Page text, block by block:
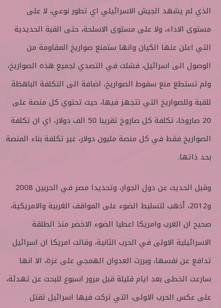
الذي لم يشهد الجيش الاسرائيلي اي تطور نوعي، لا على
مستوى الاداء، ولا على مستوى الاسلحة، حتى القبة الحديدية
التي اعلن عنها الكيان وانها ستمنع صواريخ المقاومة من
الوصول الى اسرائيل، فشلت في التصدي لجميع هذه الصواريخ،
ولم تستطع منع سقوط الصواريخ، اضافة الى التكلفة الباهظة
للقبة وللصواريخ التي تتجهز فيها، حيث تحتوي كل منصة على
20 صاروخا، تكلفة كل صاروخ تقريبا 50 الف دولار، اي ان تكلفة
الصواريخ فقط في كل منصة مليون دولار، غير تكلفة بناء المنصة
بحد ذاتها.
وقبل الحديث عن دول الجوار، وتحديدا مصر في الحربين 2008
و2012، أذهب لتسليط الضوء على المواقف الغربية والامريكية،
صحيح ان الغرب وامريكا اعطيا الضوء الاخضر منذ الطلقة
الاسرائيلية الاولى في الحرب الثانية، وقالت امريكا ان اسرائيل
تدافع عن نفسها، وبررت العدوان الهمجي على غزة، الا انها
سارعت الخطى بعد ايام قليلة قبل مرور اسبوع للبحث عن تهدئة،
على عكس الحرب الاولى، التي تركت فيها اسرائيل تقتل